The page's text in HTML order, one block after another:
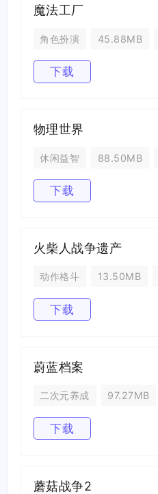
魔法工厂
角色扮演 45.88MB
下载
物理世界
休闲益智 88.50MB
下载
火柴人战争遗产
动作格斗 13.50MB
下载
蔚蓝档案
二次元养成 97.27MB
下载
蘑菇战争2